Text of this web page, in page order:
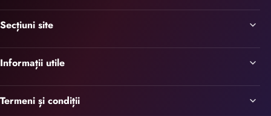
Secțiuni site
Informații utile
Termeni și condiții